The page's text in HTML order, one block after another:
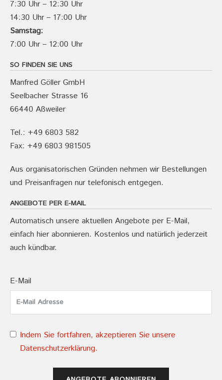
7:30 Uhr – 12:30 Uhr
14:30 Uhr – 17:00 Uhr
Samstag:
7:00 Uhr – 12:00 Uhr
SO FINDEN SIE UNS
Manfred Göller GmbH
Seelbacher Strasse 16
66440 Aßweiler
Tel.: +49 6803 582
Fax: +49 6803 981505
Aus organisatorischen Gründen nehmen wir Bestellungen
und Preisanfragen nur telefonisch entgegen.
ANGEBOTE PER E-MAIL
Automatisch unsere aktuellen Angebote per E-Mail,
einfach hier abonnieren. Kostenlos und natürlich jederzeit
auch kündbar.
E-Mail
Indem Sie fortfahren, akzeptieren Sie unsere
Datenschutzerklärung.